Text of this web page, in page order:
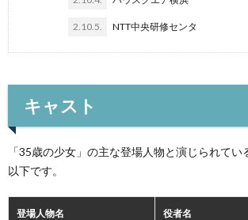
2.10.5. NTT中央研修センタ
キャスト
「35歳の少女」の主な登場人物と演じられて
以下です。
登場人物名 役者名